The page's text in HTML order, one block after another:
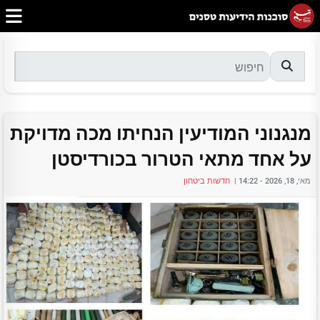
מנגנוני המודיעין הנחיתו מכה מדויקת
על אחד מתאי הטרור בכורדיסטן
מאי, 18, 2026 - 14:22 | חדשות ביטחון